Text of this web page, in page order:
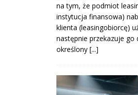
na tym, że podmiot
instytucja finansowa)
klienta (leasingobiorcę)
następnie przekazuje go
określony [...]